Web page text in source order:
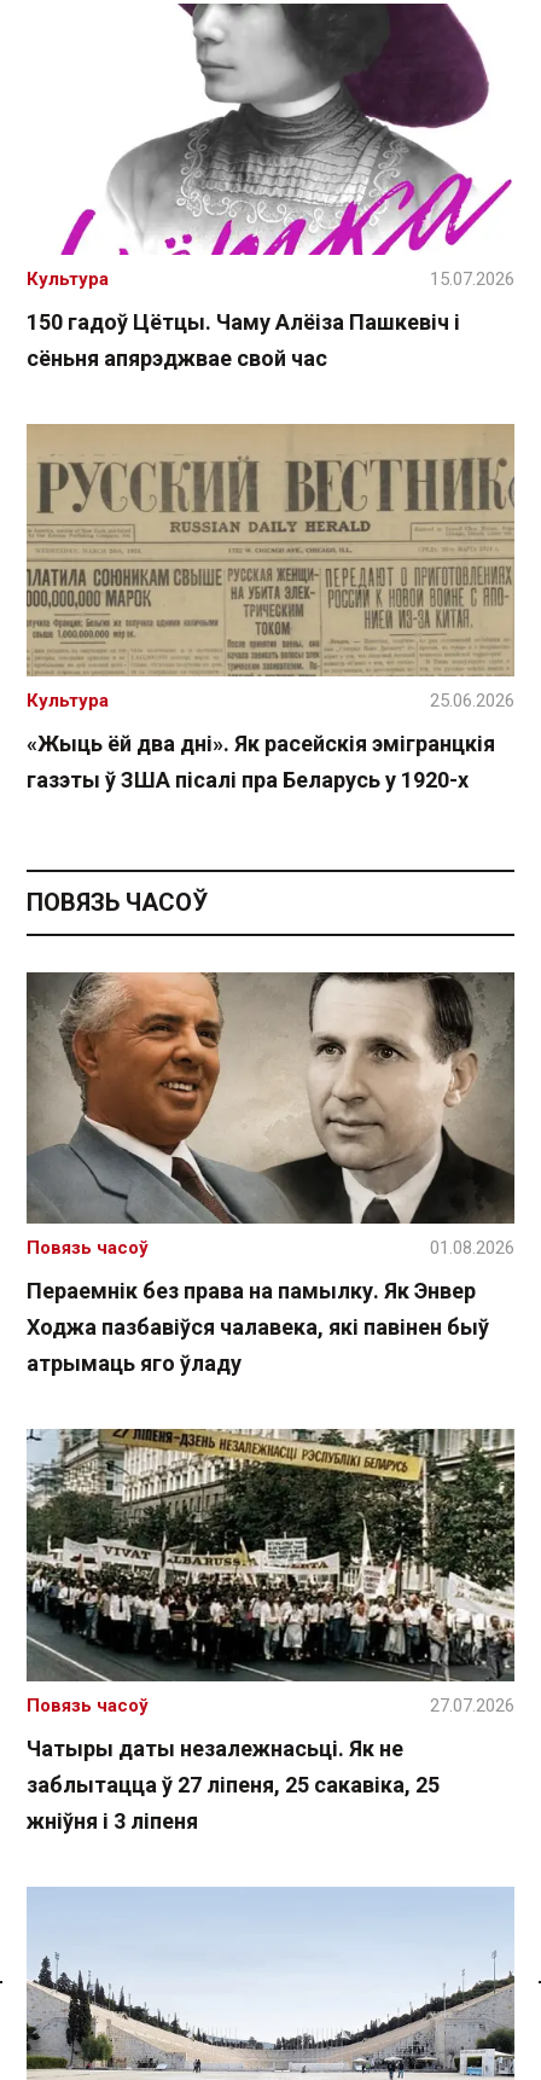
Спасылка без VPN
150 гадоў Цётцы. Чаму Алёіза Пашкевіч і
сёньня апярэджвае свой час
Культура 15.07.2026
«Жыць ёй два дні». Як расейскія эмігранцкія
газэты ў ЗША пісалі пра Беларусь у 1920-х
Культура 25.06.2026
ПОВЯЗЬ ЧАСОЎ
Пераемнік без права на памылку. Як Энвер
Ходжа пазбавіўся чалавека, які павінен быў
атрымаць яго ўладу
Повязь часоў 01.08.2026
Чатыры даты незалежнасьці. Як не
заблытацца ў 27 ліпеня, 25 сакавіка, 25
жніўня і 3 ліпеня
Повязь часоў 27.07.2026